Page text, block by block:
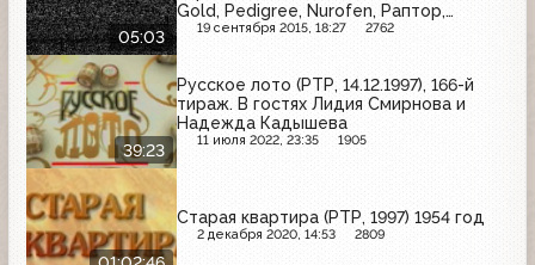
05:03
Gold, Pedigree, Nurofen, Раптор,
Балтика 3, Томаччо, Пит, Maxibon
19 сентября 2015, 18:27 2762
39:23
Русское лото (РТР, 14.12.1997), 166-й
тираж. В гостях Лидия Смирнова и
Надежда Кадышева
11 июля 2022, 23:35 1905
Старая квартира (РТР, 1997) 1954 год
2 декабря 2020, 14:53 2809